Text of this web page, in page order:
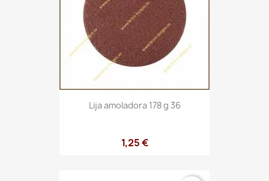
Lija amoladora 178 g 36
1,25 €